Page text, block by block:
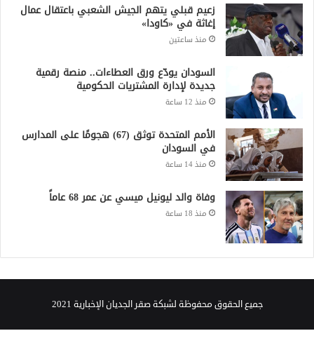
زعيم قبلي يتهم الجيش الشعبي باعتقال عمال
إغاثة في «كاودا»
منذ ساعتين
السودان يودّع ورق العطاءات.. منصة رقمية
جديدة لإدارة المشتريات الحكومية
منذ 12 ساعة
الأمم المتحدة توثق (67) هجومًا على المدارس
في السودان
منذ 14 ساعة
وفاة والد ليونيل ميسي عن عمر 68 عاماً
منذ 18 ساعة
جميع الحقوق محفوظة لشبكة صقر الجديان الإخبارية 2021